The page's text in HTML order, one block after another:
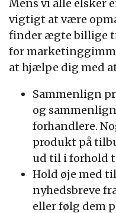
Mens vi alle elsker
vigtigt at være
finder ægte billige
for
at hjælpe dig med
Sammenlign
og
forhandlere.
produkt på
ud til i forhold
Hold øje med
nyhedsbreve
eller følg dem